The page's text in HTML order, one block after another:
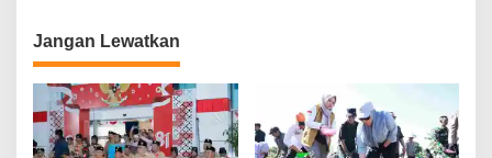
Jangan Lewatkan